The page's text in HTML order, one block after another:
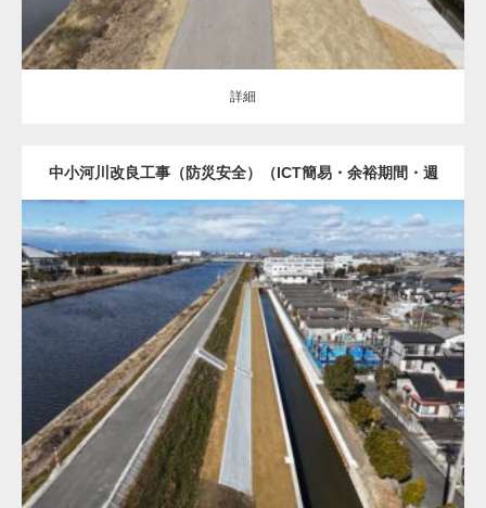
詳細
中小河川改良工事（防災安全）（ICT簡易・余裕期間・週
休2日・環境整備・遠隔臨場）（R5国補正）
土木・建築（ALL） 水路
詳細